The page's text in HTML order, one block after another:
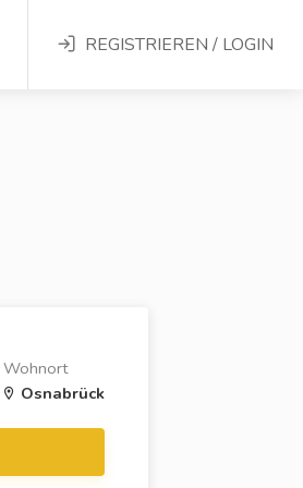
REGISTRIEREN / LOGIN
Wohnort
Osnabrück